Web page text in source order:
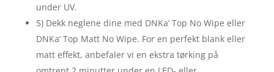
under UV.
5) Dekk neglene dine med DNKa’ Top No Wipe eller
DNKa’ Top Matt No Wipe. For en perfekt blank eller
matt effekt, anbefaler vi en ekstra tørking på